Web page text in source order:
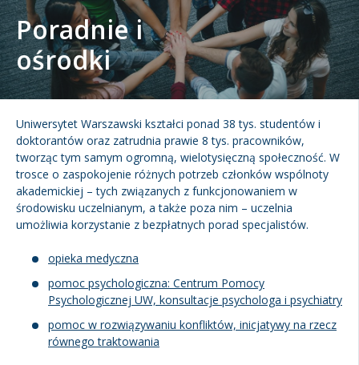
Student
Pracownik
Kandydat
Absolwent
Poradnie i
ośrodki
Uniwersytet Warszawski kształci ponad 38 tys. studentów i
doktorantów oraz zatrudnia prawie 8 tys. pracowników,
tworząc tym samym ogromną, wielotysięczną społeczność. W
trosce o zaspokojenie różnych potrzeb członków wspólnoty
akademickiej – tych związanych z funkcjonowaniem w
środowisku uczelnianym, a także poza nim – uczelnia
umożliwia korzystanie z bezpłatnych porad specjalistów.
opieka medyczna
pomoc psychologiczna: Centrum Pomocy
Psychologicznej UW, konsultacje psychologa i psychiatry
pomoc w rozwiązywaniu konfliktów, inicjatywy na rzecz
równego traktowania